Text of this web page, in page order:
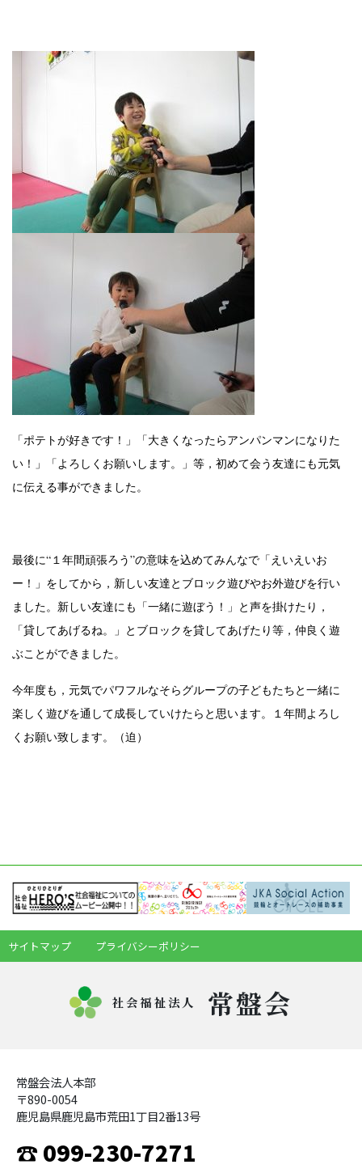
「ポテトが好きです！」「大きくなったらアンパンマンになりた
い！」「よろしくお願いします。」等，初めて会う友達にも元気
に伝える事ができました。
最後に“１年間頑張ろう”の意味を込めてみんなで「えいえいお
ー！」をしてから，新しい友達とブロック遊びやお外遊びを行い
ました。新しい友達にも「一緒に遊ぼう！」と声を掛けたり，
「貸してあげるね。」とブロックを貸してあげたり等，仲良く遊
ぶことができました。
今年度も，元気でパワフルなそらグループの子どもたちと一緒に
楽しく遊びを通して成長していけたらと思います。１年間よろし
くお願い致します。（迫）
サイトマップ プライバシーポリシー
社会福祉法人 常盤会
常盤会法人本部
〒890-0054
鹿児島県鹿児島市荒田1丁目2番13号
☎ 099-230-7271